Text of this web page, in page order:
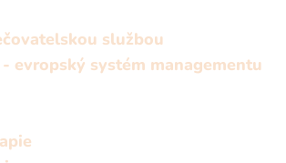
službou
evropský systém managementu